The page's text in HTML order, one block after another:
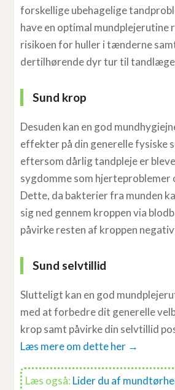
forskellige ubehagelige
have en optimal mundplejerutine
risikoen for huller i tænderne
dertilhørende dyr tur til
Sund krop
Desuden kan en god
effekter på din generelle fysiske
eftersom dårlig tandpleje er
sygdomme som hjerteproblemer
Dette, da bakterier fra munden
sig ned gennem kroppen via
påvirke resten af kroppen
Sund selvtillid
Slutteligt kan en god
med at forbedre dit generelle
krop samt påvirke din selvtillid
Læs mere om dette her →
Læs også: Lider du af